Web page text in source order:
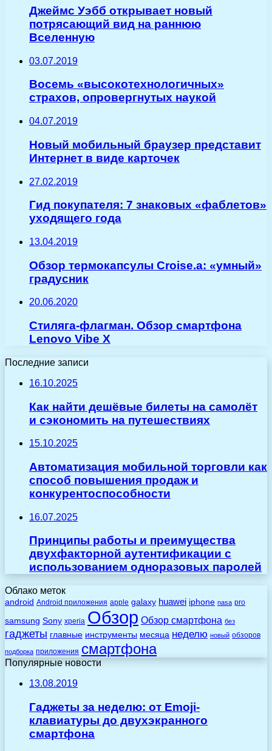
Джеймс Уэбб открывает новый
потрясающий вид на раннюю
Вселенную
03.07.2019
Восемь «высокотехнологичных»
страхов, опровергнутых наукой
04.07.2019
Новый мобильный браузер представит
Интернет в виде карточек
27.02.2019
Гид покупателя: 7 знаковых «фаблетов»
уходящего года
13.04.2019
Обзор термокапсулы Croise.a: «умный»
градусник
20.06.2020
Стиляга-флагман. Обзор смартфона
Lenovo Vibe X
Последние записи
16.10.2025
Как найти дешёвые билеты на самолёт
и сэкономить на путешествиях
15.10.2025
Автоматизация мобильной торговли как
способ повышения продаж и
конкурентоспособности
16.07.2025
Принципы работы и преимущества
двухфакторной аутентификации с
использованием одноразовых паролей
Облако меток
android Android приложения apple galaxy huawei iphone nasa pro
samsung Sony xperia Обзор Обзор смартфона без
гаджеты главные инструменты месяца неделю новый обзоров
подборка приложения смартфона
Популярные новости
13.08.2019
Гаджеты за неделю: от Emoji-
клавиатуры до двухэкранного
смартфона